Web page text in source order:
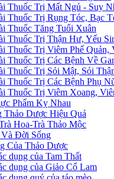
Thuốc Trị Mất Ngủ - Suy
Thuốc Trị Rụng Tóc, Bạc
Thuốc Tăng Tuổi Xuân
Thuốc Trị Thận Hư, Yếu
Thuốc Trị Viêm Phế Quản,
Thuốc Trị Các Bệnh Về
Thuốc Trị Sỏi Mật, Sỏi
Thuốc Trị Các Bệnh Phụ
Thuốc Trị Viêm Xoang,
Phẩm Kỵ Nhau
Thảo Dược Hiệu Quả
Hoa-Trà Thảo Mộc
Và Đời Sống
Của Thảo Dược
dụng của Tam Thất
dụng của Giảo Cổ Lam